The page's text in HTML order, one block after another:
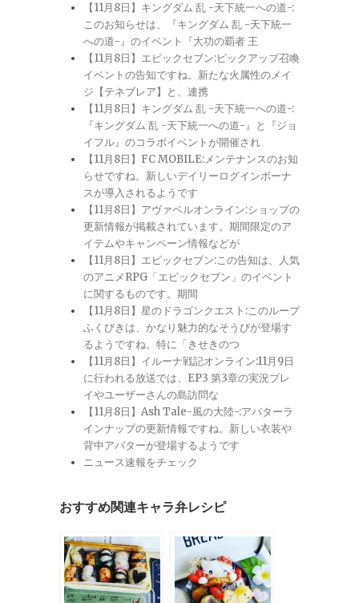
【11月8日】キングダム 乱 -天下統一への道-:
このお知らせは、『キングダム 乱 -天下統一
への道-』のイベント『大功の覇者 王
【11月8日】エピックセブン:ピックアップ召喚
イベントの告知ですね。新たな火属性のメイ
ジ【テネブレア】と、連携
【11月8日】キングダム 乱 -天下統一への道-:
『キングダム 乱 -天下統一への道-』と『ジョ
イフル』のコラボイベントが開催され
【11月8日】FC MOBILE:メンテナンスのお知
らせですね。新しいデイリーログインボーナ
スが導入されるようです
【11月8日】アヴァベルオンライン:ショップの
更新情報が掲載されています。期間限定のア
イテムやキャンペーン情報などが
【11月8日】エピックセブン:この告知は、人気
のアニメRPG「エピックセブン」のイベント
に関するものです。期間
【11月8日】星のドラゴンクエスト:このループ
ふくびきは、かなり魅力的なそうびが登場す
るようですね。特に「きせきのつ
【11月8日】イルーナ戦記オンライン:11月9日
に行われる放送では、EP3 第3章の実況プレ
イやユーザーさんの島訪問な
【11月8日】Ash Tale-風の大陸-:アバターラ
インナップの更新情報ですね。新しい衣装や
背中アバターが登場するようです
ニュース速報をチェック
おすすめ関連キャラ弁レシピ